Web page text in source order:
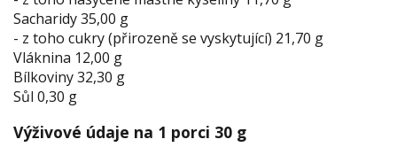
Sacharidy 35,00 g
- z toho cukry (přirozeně se vyskytující) 21,70 g
Vláknina 12,00 g
Bílkoviny 32,30 g
Sůl 0,30 g
Výživové údaje na 1 porci 30 g